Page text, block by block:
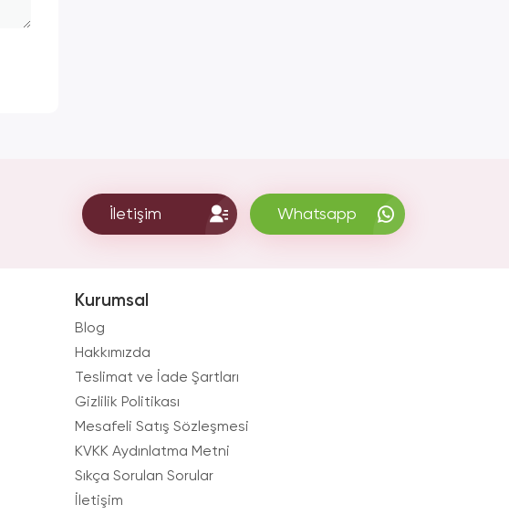
İletişim Whatsapp
Kurumsal
Blog
Hakkımızda
Teslimat ve İade Şartları
Gizlilik Politikası
Mesafeli Satış Sözleşmesi
KVKK Aydınlatma Metni
Sıkça Sorulan Sorular
İletişim